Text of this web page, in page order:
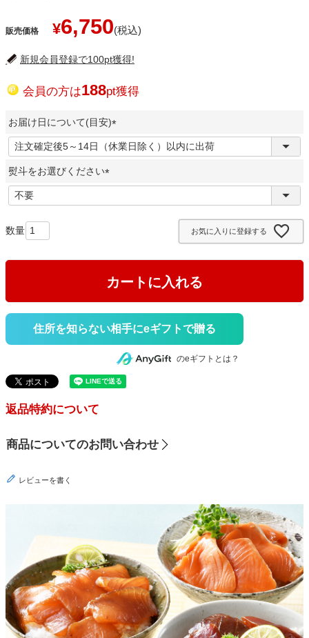
販売価格 ¥6,750
新規会員登録で100pt獲得!
会員の方は188pt獲得
お届け日について(目安)
(
必
)
熨斗をお選びください
必
お気に入りに登録する
カートに入れる
住所を知らない相手にeギフトで贈る
のeギフトとは？
返品特約について
商品についてのお問い合わせ
レビューを書く